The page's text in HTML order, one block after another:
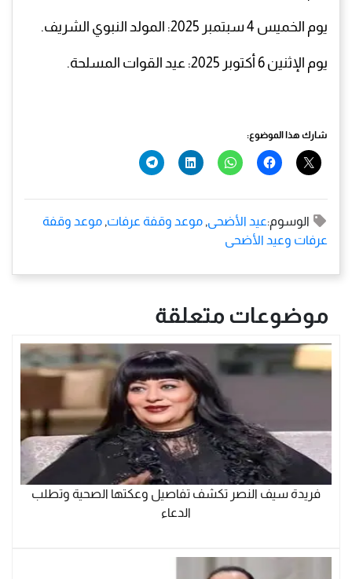
يوم الخميس 4 سبتمبر 2025: المولد النبوي الشريف.
يوم الإثنين 6 أكتوبر 2025: عيد القوات المسلحة.
شارك هذا الموضوع:
الوسوم:عيد الأضحى, موعد وقفة عرفات, موعد وقفة
عرفات وعيد الأضحى
موضوعات متعلقة
فريدة سيف النصر تكشف تفاصيل وعكتها الصحية وتطلب
الدعاء